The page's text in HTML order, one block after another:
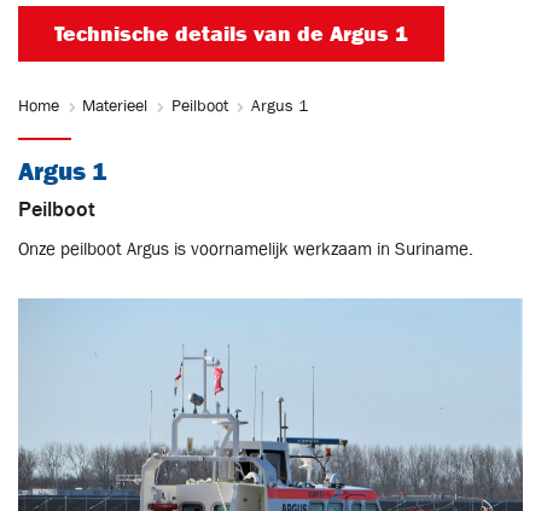
Technische details van de Argus 1
Home Materieel Peilboot Argus 1
Argus 1
Peilboot
Onze peilboot Argus is voornamelijk werkzaam in Suriname.